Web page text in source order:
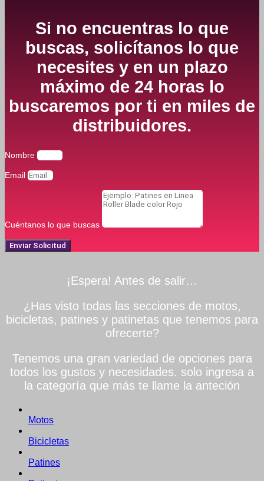
Si no encuentras lo que
buscas, solicítanos lo que
necesites y en un plazo
máximo de 24 horas lo
buscaremos por ti en miles de
distribuidores.
Nombre
Email
Cuéntanos lo que buscas
Enviar Solicitud
¡Espera! Antes de salir…
¿Has visto todas las secciones de motos,
bicicletas, patines y patinetas que tenemos para
ofrecerte?
Tenemos una gran variedad de opciones para
todos los gustos y necesidades. solo ingresa a
la categoría que más te llame la anteción
Motos
Bicicletas
Patines